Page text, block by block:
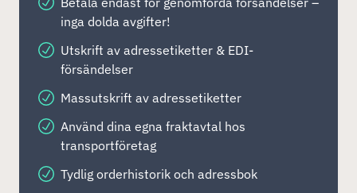
inga dolda avgifter!
Utskrift av adressetiketter & EDI-
försändelser
Massutskrift av adressetiketter
Använd dina egna fraktavtal hos
transportföretag
Tydlig orderhistorik och adressbok